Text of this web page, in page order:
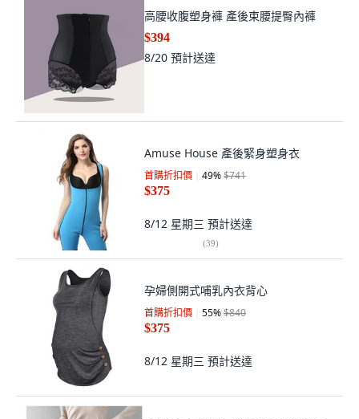
高腰收腹塑身褲 產後束腰提臀內褲
$394
8/20 預計送達
Amuse House 產後緊身塑身衣
首購折扣價 49%$741
$375
8/12 星期三 預計送達
(39)
孕婦側開式哺乳內衣背心
首購折扣價 55%$840
$375
8/12 星期三 預計送達